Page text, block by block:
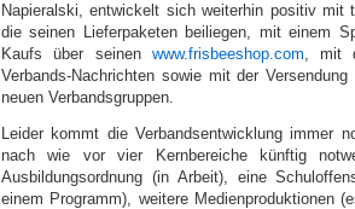
Napieralski, entwickelt sich weiterhin positiv mit
die seinen Lieferpaketen beiliegen, mit einem
Kaufs über seinen www.frisbeeshop.com, mit
Verbands-Nachrichten sowie mit der
neuen Verbandsgruppen.
Leider kommt die Verbandsentwicklung immer
nach wie vor vier Kernbereiche künftig
Ausbildungsordnung (in Arbeit), eine
einem Programm), weitere Medienproduktionen